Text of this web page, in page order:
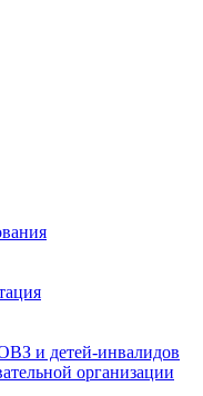
и детей-инвалидов
организации